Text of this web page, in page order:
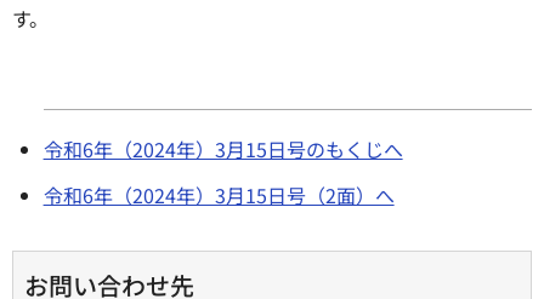
す。
令和6年（2024年）3月15日号のもくじへ
令和6年（2024年）3月15日号（2面）へ
お問い合わせ先